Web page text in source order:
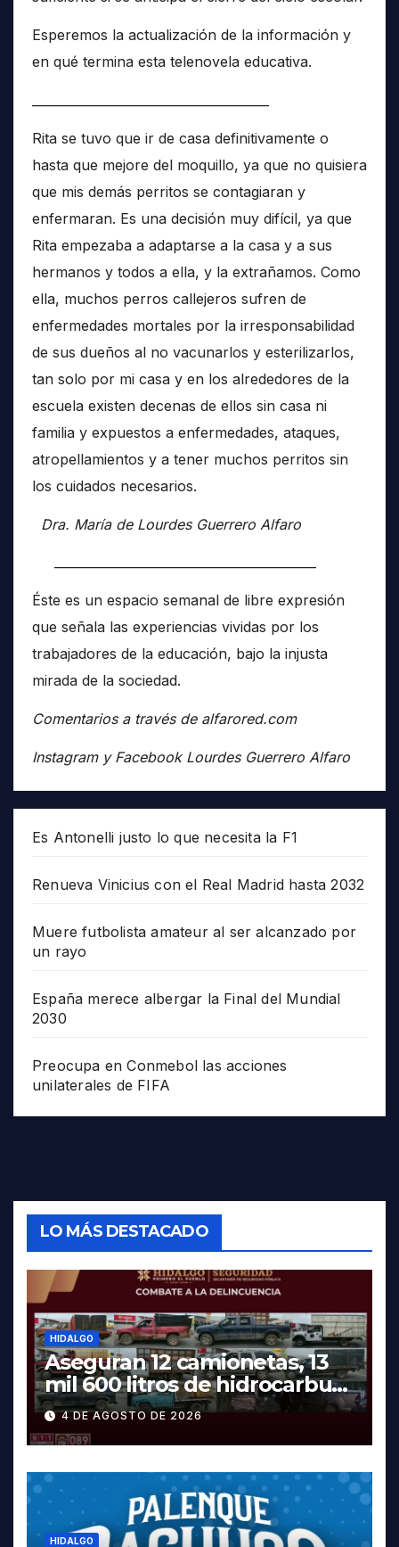
Esperemos la actualización de la información y
en qué termina esta telenovela educativa.
Rita se tuvo que ir de casa definitivamente o
hasta que mejore del moquillo, ya que no quisiera
que mis demás perritos se contagiaran y
enfermaran. Es una decisión muy difícil, ya que
Rita empezaba a adaptarse a la casa y a sus
hermanos y todos a ella, y la extrañamos. Como
ella, muchos perros callejeros sufren de
enfermedades mortales por la irresponsabilidad
de sus dueños al no vacunarlos y esterilizarlos,
tan solo por mi casa y en los alrededores de la
escuela existen decenas de ellos sin casa ni
familia y expuestos a enfermedades, ataques,
atropellamientos y a tener muchos perritos sin
los cuidados necesarios.
Dra. María de Lourdes Guerrero Alfaro
Éste es un espacio semanal de libre expresión
que señala las experiencias vividas por los
trabajadores de la educación, bajo la injusta
mirada de la sociedad.
Comentarios a través de alfarored.com
Instagram y Facebook Lourdes Guerrero Alfaro
Es Antonelli justo lo que necesita la F1
Renueva Vinicius con el Real Madrid hasta 2032
Muere futbolista amateur al ser alcanzado por
un rayo
España merece albergar la Final del Mundial
2030
Preocupa en Conmebol las acciones
unilaterales de FIFA
LO MÁS DESTACADO
HIDALGO
Aseguran 12 camionetas, 13
mil 600 litros de hidrocarburo
y dos vehículos robados en
Tula
4 DE AGOSTO DE 2026
HIDALGO